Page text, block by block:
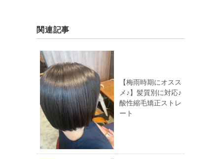
関連記事
【梅雨時期にオスス
メ♪】髪質別に対応♪
酸性縮毛矯正ストレ
ート